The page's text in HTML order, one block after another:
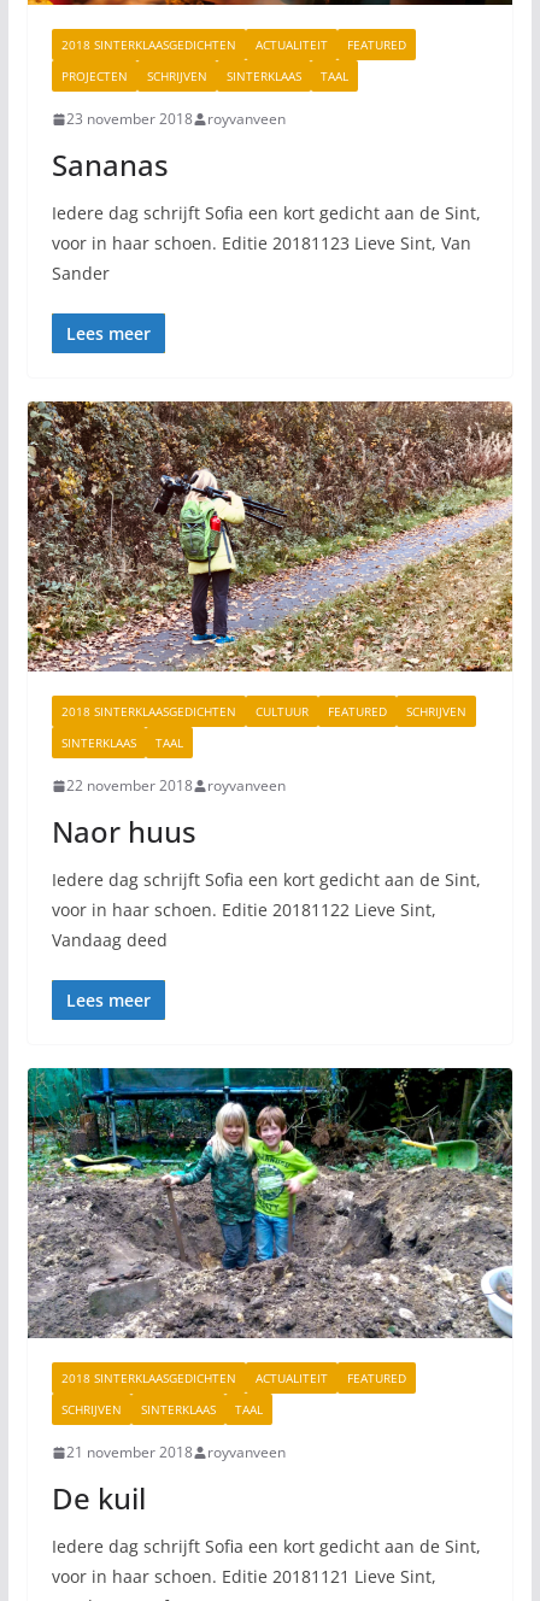
2018 SINTERKLAASGEDICHTEN ACTUALITEIT
FEATURED
PROJECTEN
SCHRIJVEN SINTERKLAAS TAAL
23 november 2018 royvanveen
Sananas
Iedere dag schrijft Sofia een kort gedicht aan de Sint,
voor in haar schoen. Editie 20181123 Lieve Sint, Van
Sander
Lees meer
2018 SINTERKLAASGEDICHTEN CULTUUR FEATURED
SCHRIJVEN
SINTERKLAAS
TAAL
22 november 2018 royvanveen
Naor huus
Iedere dag schrijft Sofia een kort gedicht aan de Sint,
voor in haar schoen. Editie 20181122 Lieve Sint,
Vandaag deed
Lees meer
2018 SINTERKLAASGEDICHTEN ACTUALITEIT
FEATURED
SCHRIJVEN
SINTERKLAAS TAAL
21 november 2018 royvanveen
De kuil
Iedere dag schrijft Sofia een kort gedicht aan de Sint,
voor in haar schoen. Editie 20181121 Lieve Sint,